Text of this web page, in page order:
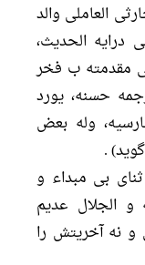
العاملی والد
درایه الحدیث،
مقدمته ب فخر
حسنه، یورد
وله بعض
.
بی مبداء و
و الجلال عدیم
و نه آخریتش را